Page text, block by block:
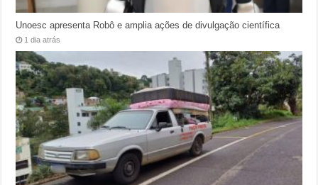
Unoesc apresenta Robô e amplia ações de divulgação científica
1 dia atrás